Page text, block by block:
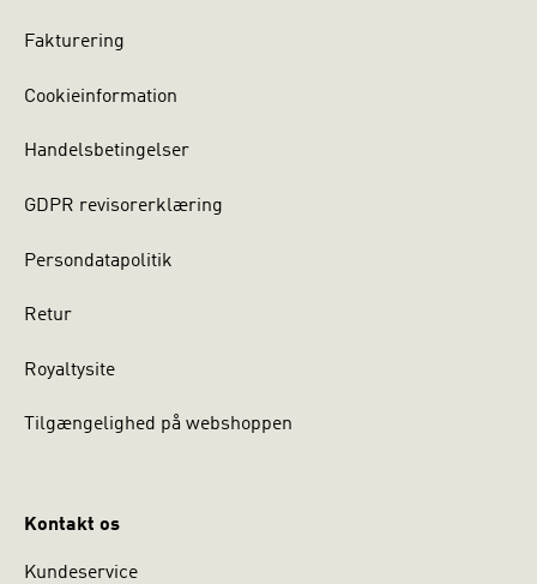
Fakturering
Cookieinformation
Handelsbetingelser
GDPR revisorerklæring
Persondatapolitik
Retur
Royaltysite
Tilgængelighed på webshoppen
Kontakt os
Kundeservice